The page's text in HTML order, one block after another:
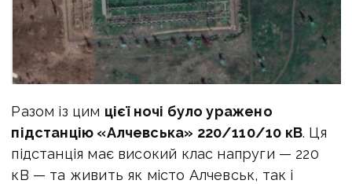
Разом із цим цієї ночі було уражено
підстанцію «Алчевська» 220/110/10 кВ. Ця
підстанція має високий клас напруги — 220
кВ — та живить як місто Алчевськ, так і